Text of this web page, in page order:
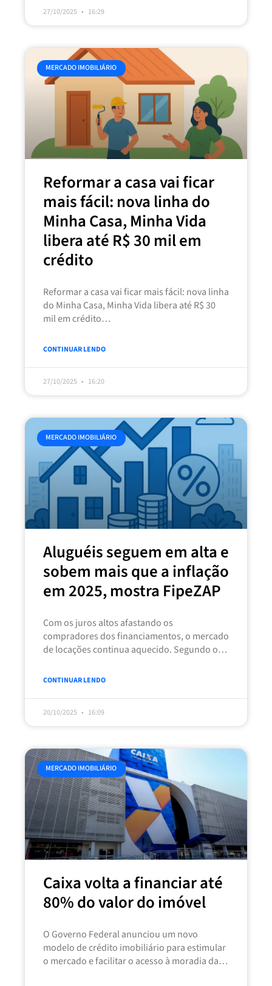
27/10/2025 16:29
MERCADO IMOBILIÁRIO
Reformar a casa vai ficar
mais fácil: nova linha do
Minha Casa, Minha Vida
libera até R$ 30 mil em
crédito
Reformar a casa vai ficar mais fácil: nova linha
do Minha Casa, Minha Vida libera até R$ 30
mil em crédito
CONTINUAR LENDO
27/10/2025 16:20
MERCADO IMOBILIÁRIO
Aluguéis seguem em alta e
sobem mais que a inflação
em 2025, mostra FipeZAP
Com os juros altos afastando os
compradores dos financiamentos, o mercado
de locações continua aquecido. Segundo o
subiram 0,55% em
CONTINUAR LENDO
20/10/2025 16:09
MERCADO IMOBILIÁRIO
Caixa volta a financiar até
80% do valor do imóvel
O Governo Federal anunciou um novo
modelo de crédito imobiliário para estimular
o mercado e facilitar o acesso à moradia da